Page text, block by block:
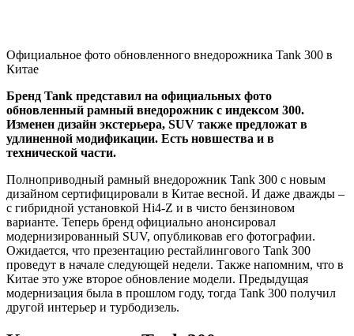
Официальное фото обновленного внедорожника Tank 300 в
Китае
Бренд Tank представил на официальных фото
обновленный рамный внедорожник с индексом 300.
Изменен дизайн экстерьера, SUV также предложат в
удлиненной модификации. Есть новшества и в
технической части.
Полноприводный рамный внедорожник Tank 300 с новым
дизайном сертифицировали в Китае весной. И даже дважды –
с гибридной установкой Hi4-Z и в чисто бензиновом
варианте. Теперь бренд официально анонсировал
модернизированный SUV, опубликовав его фотографии.
Ожидается, что презентацию рестайлингового Tank 300
проведут в начале следующей недели. Также напомним, что в
Китае это уже второе обновление модели. Предыдущая
модернизация была в прошлом году, тогда Tank 300 получил
другой интерьер и турбодизель.